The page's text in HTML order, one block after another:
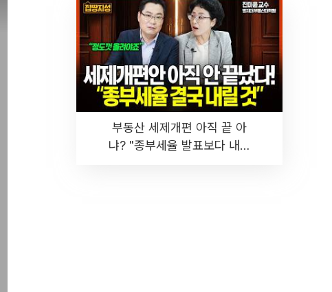
부동산 세제개편 아직 끝 아
냐? "종부세율 발표보다 내릴